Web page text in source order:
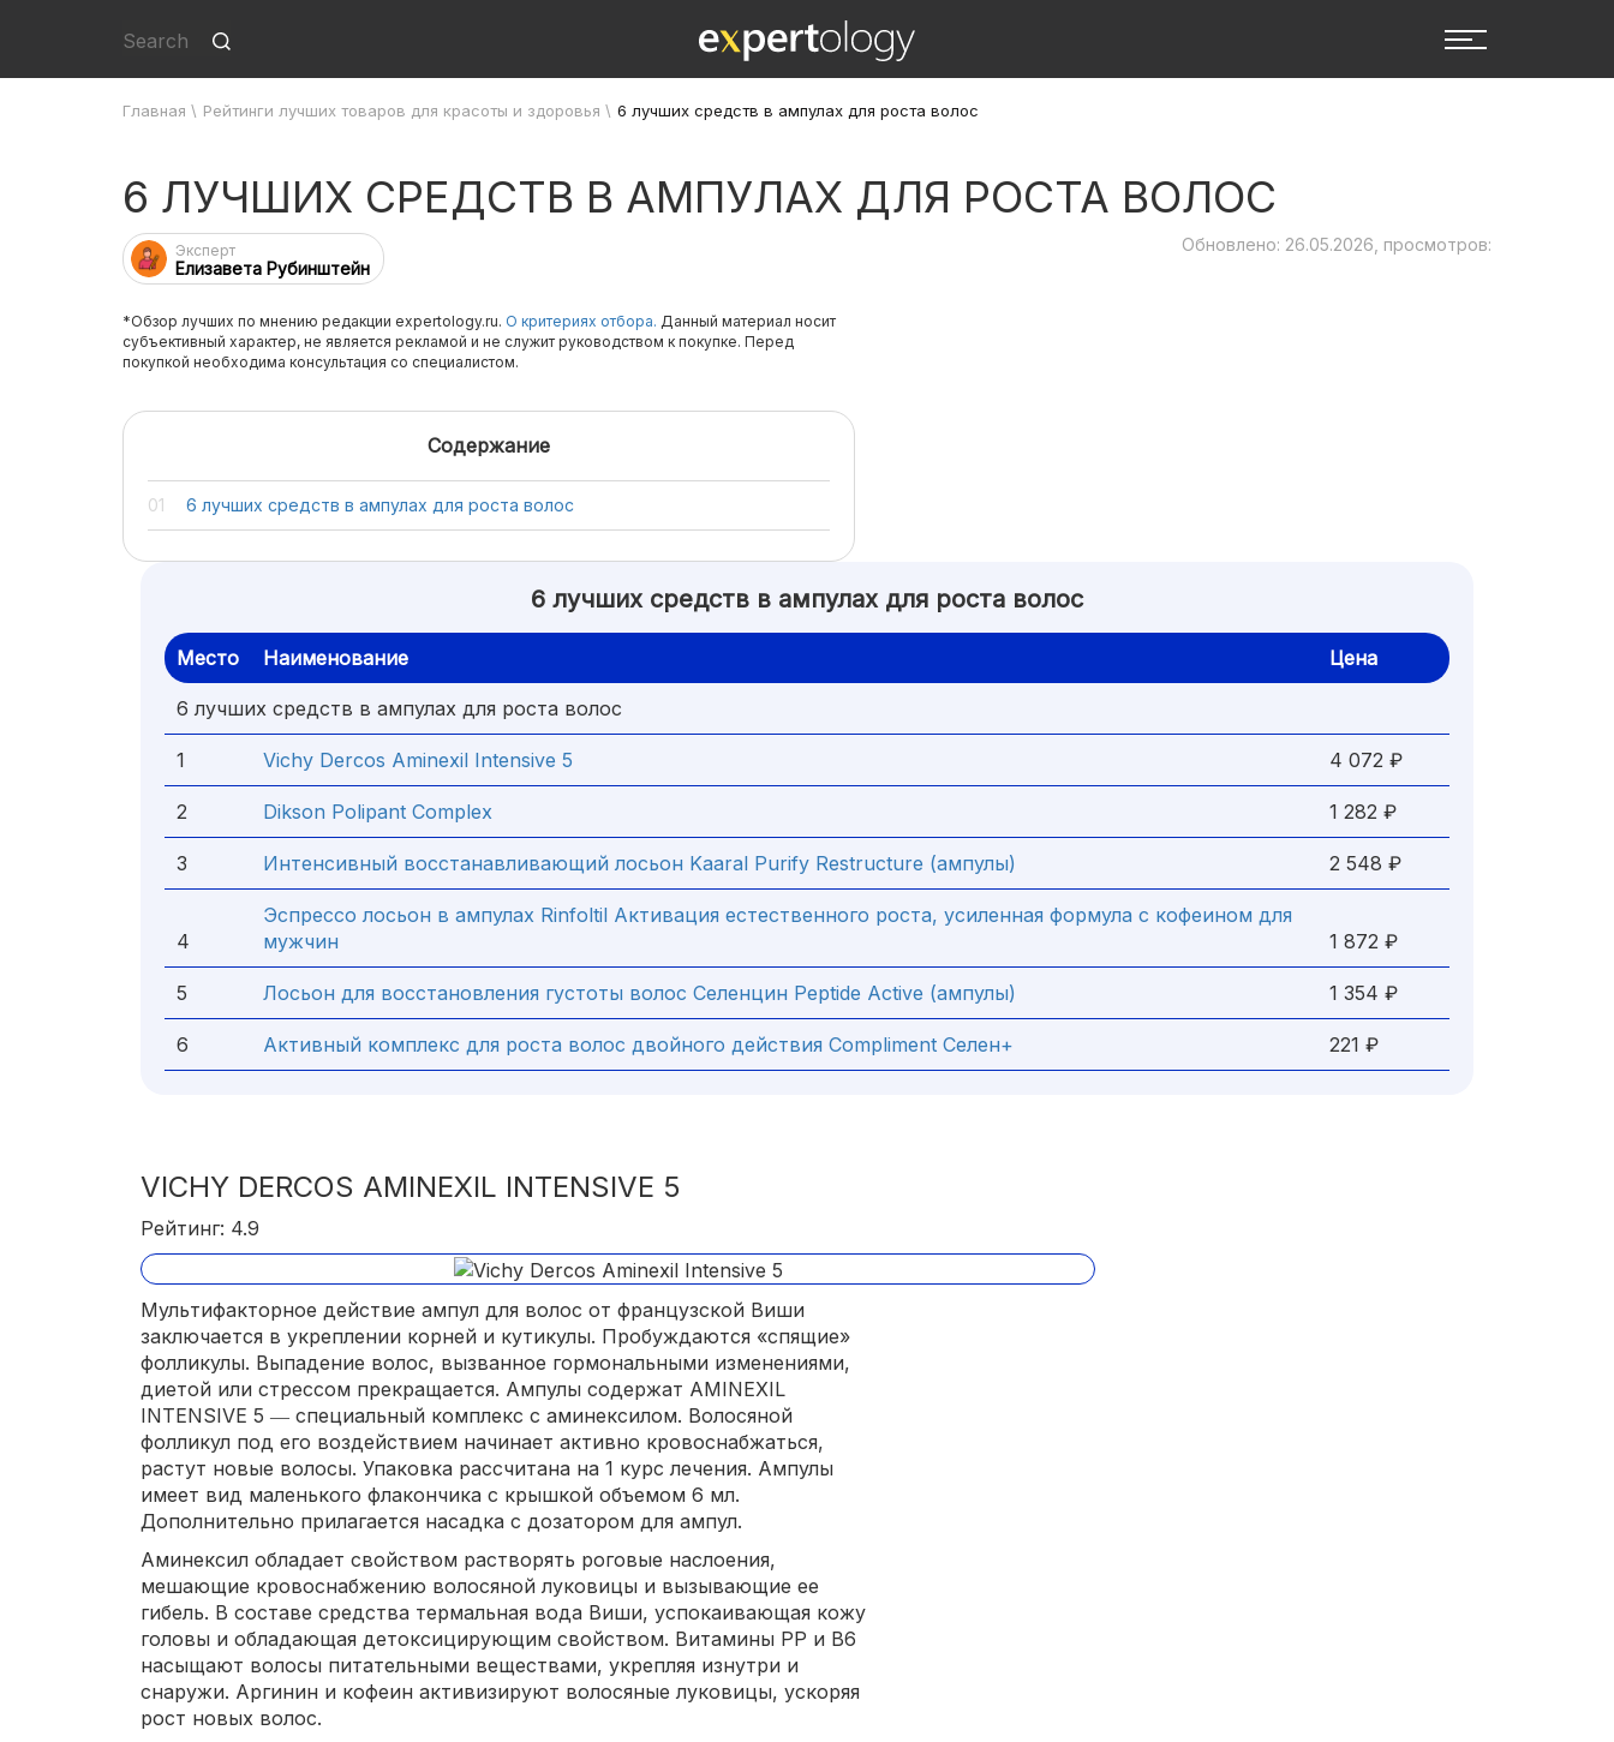
Главная \ Рейтинги лучших товаров для красоты и здоровья \ 6 лучших средств в ампулах для роста волос
6 ЛУЧШИХ СРЕДСТВ В АМПУЛАХ ДЛЯ РОСТА ВОЛОС
Эксперт
Елизавета Рубинштейн
Обновлено: 26.05.2026, просмотров:
*Обзор лучших по мнению редакции expertology.ru. О критериях отбора. Данный материал носит
субъективный характер, не является рекламой и не служит руководством к покупке. Перед
покупкой необходима консультация со специалистом.
Содержание
6 лучших средств в ампулах для роста волос
6 лучших средств в ампулах для роста волос
Место Наименование Цена
6 лучших средств в ампулах для роста волос
1 Vichy Dercos Aminexil Intensive 5 4 072 ₽
2 Dikson Polipant Complex 1 282 ₽
3 Интенсивный восстанавливающий лосьон Kaaral Purify Restructure (ампулы) 2 548 ₽
4
Эспрессо лосьон в ампулах Rinfoltil Активация естественного роста, усиленная формула с кофеином для
мужчин
1 872 ₽
5 Лосьон для восстановления густоты волос Селенцин Peptide Active (ампулы) 1 354 ₽
6 Активный комплекс для роста волос двойного действия Compliment Селен+ 221 ₽
VICHY DERCOS AMINEXIL INTENSIVE 5
Рейтинг: 4.9
Мультифакторное действие ампул для волос от французской Виши
заключается в укреплении корней и кутикулы. Пробуждаются «спящие»
фолликулы. Выпадение волос, вызванное гормональными изменениями,
диетой или стрессом прекращается. Ампулы содержат AMINEXIL
INTENSIVE 5 ― специальный комплекс с аминексилом. Волосяной
фолликул под его воздействием начинает активно кровоснабжаться,
растут новые волосы. Упаковка рассчитана на 1 курс лечения. Ампулы
имеет вид маленького флакончика с крышкой объемом 6 мл.
Дополнительно прилагается насадка с дозатором для ампул.
Аминексил обладает свойством растворять роговые наслоения,
мешающие кровоснабжению волосяной луковицы и вызывающие ее
гибель. В составе средства термальная вода Виши, успокаивающая кожу
головы и обладающая детоксицирующим свойством. Витамины РР и В6
насыщают волосы питательными веществами, укрепляя изнутри и
снаружи. Аргинин и кофеин активизируют волосяные луковицы, ускоряя
рост новых волос.